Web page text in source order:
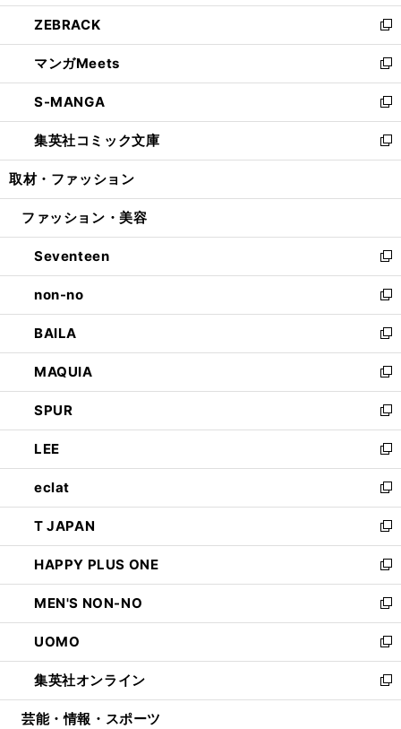
開
く
ウ
で
開
く
ン
ド
ウ
で
開
く
ウ
ィ
ン
ド
ウ
で
開
く
し
い
ウ
ィ
ン
ド
ウ
で
開
ZEBRACK
新
し
い
ウ
ィ
ン
ド
ウ
開
マンガMeets
新
し
い
ウ
ィ
ン
ウ
開
く
S-MANGA
新
し
い
ウ
ン
ウ
で
開
く
集英社コミック文庫
新
し
ウ
ン
ド
ウ
で
開
く
取材・ファッション
ファッション・美容
Seventeen
新
し
い
ウ
ィ
ン
ド
ウ
で
開
く
non-no
新
し
い
ウ
ィ
ン
ド
ウ
で
開
く
BAILA
新
し
い
ウ
ィ
ン
ド
ウ
で
開
く
MAQUIA
新
し
い
ウ
ィ
ン
ド
ウ
で
開
く
SPUR
新
し
い
ウ
ィ
ン
ド
ウ
で
開
く
LEE
新
し
い
ウ
ィ
ン
ド
ウ
で
開
く
eclat
新
し
い
ウ
ィ
ン
ド
ウ
で
開
く
T JAPAN
新
し
い
ウ
ィ
ン
ド
ウ
で
開
HAPPY PLUS ONE
新
し
い
ウ
ィ
ン
ド
ウ
MEN'S NON-NO
新
し
い
ウ
ィ
ン
UOMO
新
し
い
ウ
集英社オンライン
新
し
芸能・情報・スポーツ